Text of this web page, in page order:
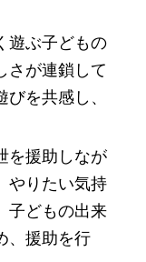
遊ぶ子どもの
さが連鎖して
を共感し、
を援助しなが
やりたい気持
子どもの出来
、援助を行